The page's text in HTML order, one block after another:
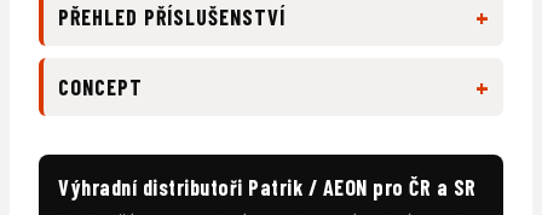
PŘEHLED PŘÍSLUŠENSTVÍ +
CONCEPT +
Výhradní distributoři Patrik / AEON pro ČR a SR